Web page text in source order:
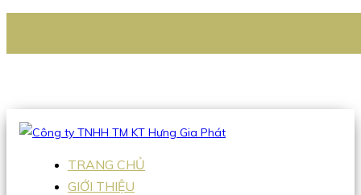
Hotline:0938 336 079
TRANG CHỦ
GIỚI THIỆU